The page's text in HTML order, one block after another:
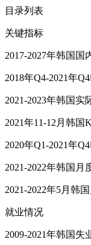
目录列表
关键指标
2017-2027年韩国国
2018年Q4-2021年
2021-2023年韩国实
2021年11-12月韩
2020年Q1-2021年
2021-2022年韩国月
2021-2022年5月韩
就业情况
2009-2021年韩国失